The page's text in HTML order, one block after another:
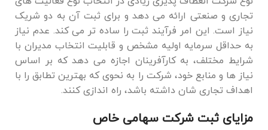
تجاری و صنعتی ارائه می ‌دهد و برای ثبت آن به دو شریک
نیاز است. این امر فرآیند ثبت را ساده ‌تر می‌ کند. عدم نیاز
به حداقل سرمایه اولیه مشخص و قابلیت انتخاب مدیران با
شرایط مختلف، به کارآفرینان اجازه می ‌دهد که بر اساس
نیاز ها و منابع خود، شرکت را به نحوی که بهترین تطابق را با
اهداف تجاری‌ شان داشته باشد، راه ‌اندازی کنند.
مزایای ثبت شرکت سهامی خاص